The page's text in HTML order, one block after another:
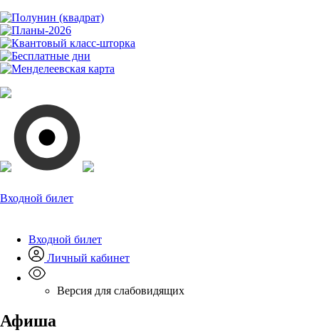
Входной билет
Входной билет
Личный кабинет
Версия для слабовидящих
Афиша